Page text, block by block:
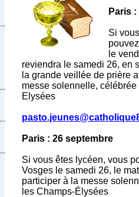
Paris
Si
le
reviendra le samedi 26, en
la grande veillée de prière
messe solennelle,
Elysées
Paris : 26 septembre
Si vous êtes lycéen, vous
Vosges le samedi 26, le
participer à la messe
les Champs-Élysées